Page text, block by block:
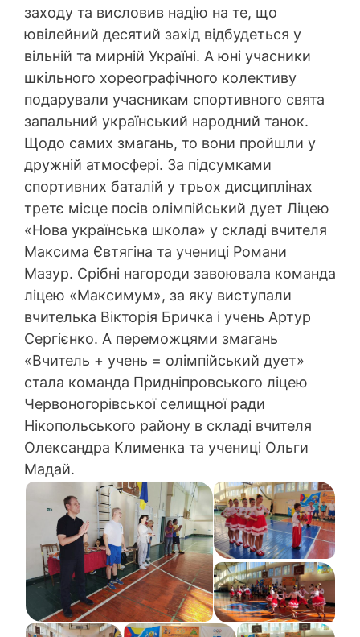
заходу та висловив надію на те, що
ювілейний десятий захід відбудеться у
вільній та мирній Україні. А юні учасники
шкільного хореографічного колективу
подарували учасникам спортивного свята
запальний український народний танок.
Щодо самих змагань, то вони пройшли у
дружній атмосфері. За підсумками
спортивних баталій у трьох дисциплінах
третє місце посів олімпійський дует Ліцею
«Нова українська школа» у складі вчителя
Максима Євтягіна та учениці Романи
Мазур. Срібні нагороди завоювала команда
ліцею «Максимум», за яку виступали
вчителька Вікторія Бричка і учень Артур
Сергієнко. А переможцями змагань
«Вчитель + учень = олімпійський дует»
стала команда Придніпровського ліцею
Червоногорівської селищної ради
Нікопольського району в складі вчителя
Олександра Клименка та учениці Ольги
Мадай.